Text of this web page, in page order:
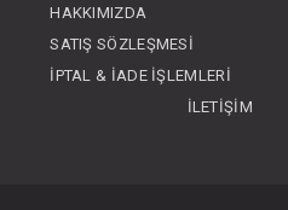
Elbise...
FIYATLARI GÖRMEK IÇIN ÜYE
OLUNUZ
HAKKIMIZDA
SATIŞ SÖZLEŞMESI
İPTAL & İADE İŞLEMLERI
İLETIŞIM